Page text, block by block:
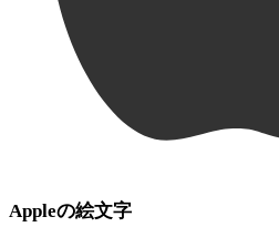
Appleの絵文字